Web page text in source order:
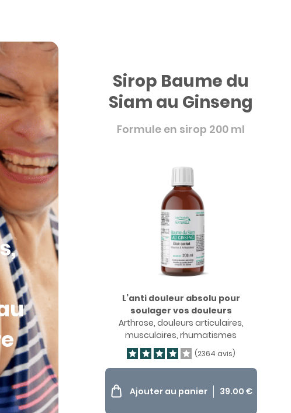
Sirop Baume du
Siam au Ginseng
Formule en sirop 200 ml
L’anti douleur absolu pour
soulager vos douleurs
Arthrose, douleurs articulaires,
musculaires, rhumatismes
(2364 avis)
Ajouter au panier 39.00€